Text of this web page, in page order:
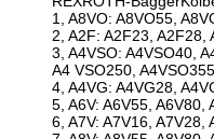
1, A8VO: A8VO55,
2, A2F: A2F23, A2F28,
3, A4VSO: A4VSO40,
A4 VSO250, A4VSO355
4, A4VG: A4VG28,
5, A6V: A6V55, A6V80,
6, A7V: A7V16, A7V28,